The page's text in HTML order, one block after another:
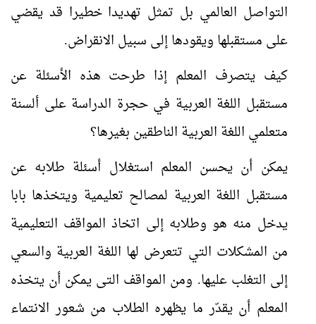
التواصل العالمي بل تمثل تهديدا خطيرا قد يقضي
على مستقبلها ويقودها إلى سبيل الانقراض.
كيف يتصرف المعلم إذا طرحت هذه الأسئلة عن
مستقبل اللغة العربية في حجرة الدراسة على ألسنة
متعلمي اللغة العربية الناطقين بغيرها؟
يمكن أن يحسن المعلم استغلال أسئلة طلابه عن
مستقبل اللغة العربية لمصالح تعليمية ويتخذها بابا
يدخل منه هو وطلابه إلى اتخاذ المواقف التعليمية
من المشكلات التي تتعرض لها اللغة العربية والسعي
إلى التغلب عليها. ومن المواقف التى يمكن أن يتخذه
المعلم أن يقدّر ما يظهره الطلاب من شعور الانتماء